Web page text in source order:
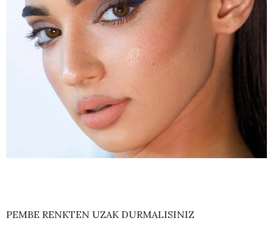
PEMBE RENKTEN UZAK DURMALISINIZ